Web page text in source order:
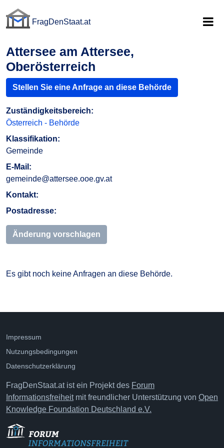
FragDenStaat.at
Attersee am Attersee,
Oberösterreich
Stellen Sie eine Anfrage an diese Behörde
Zuständigkeitsbereich:
Österreich - Behörde
Klassifikation:
Gemeinde
E-Mail:
gemeinde@attersee.ooe.gv.at
Kontakt:
Postadresse:
Änderung vorschlagen
Es gibt noch keine Anfragen an diese Behörde.
Impressum
Nutzungsbedingungen
Datenschutzerklärung
FragDenStaat.at ist ein Projekt des Forum
Informationsfreiheitmit freundlicher Unterstützung von Open
Knowledge Foundation Deutschland e.V.